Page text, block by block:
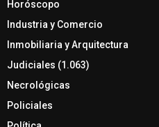
Horóscopo
Industria y Comercio
Inmobiliaria y Arquitectura
Judiciales (1.063)
Necrológicas
Policiales